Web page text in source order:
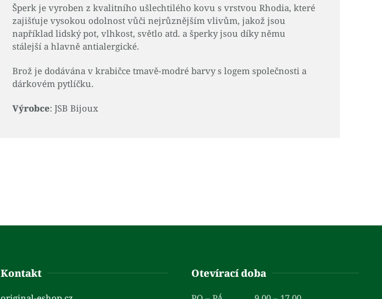
Šperk je vyroben z kvalitního ušlechtilého kovu s vrstvou Rhodia, které
zajišťuje vysokou odolnost vůči nejrůznějším vlivům, jakož jsou
například lidský pot, vlhkost, světlo atd. a šperky jsou díky němu
stálejší a hlavně antialergické.
Brož je dodávána v krabičce tmavě-modré barvy s logem společnosti a
dárkovém pytlíčku.
Výrobce: JSB Bijoux
Kontakt Otevírací doba